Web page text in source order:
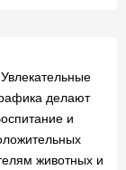
делают
и
животных и